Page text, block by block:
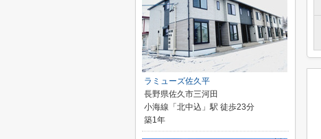
ラミューズ佐久平
長野県佐久市三河田
小海線「北中込」駅 徒歩23分
築1年